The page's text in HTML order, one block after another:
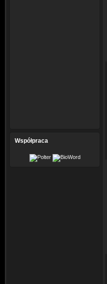
Współpraca